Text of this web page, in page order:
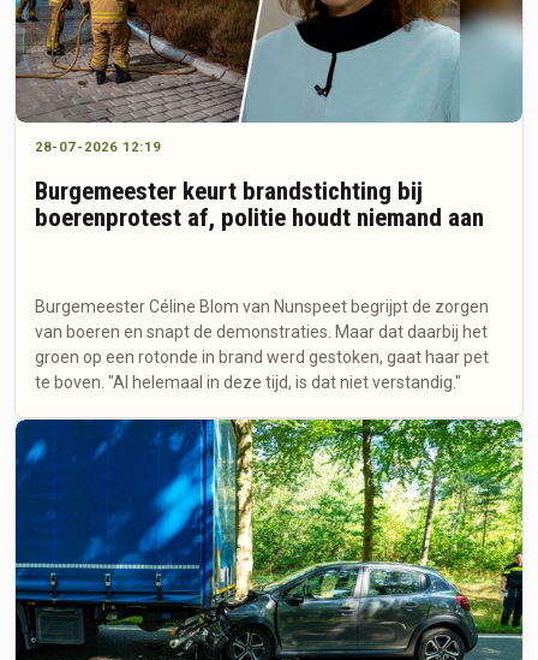
28-07-2026 12:19
Burgemeester keurt brandstichting bij
boerenprotest af, politie houdt niemand aan
Burgemeester Céline Blom van Nunspeet begrijpt de zorgen
van boeren en snapt de demonstraties. Maar dat daarbij het
groen op een rotonde in brand werd gestoken, gaat haar pet
te boven. "Al helemaal in deze tijd, is dat niet verstandig."